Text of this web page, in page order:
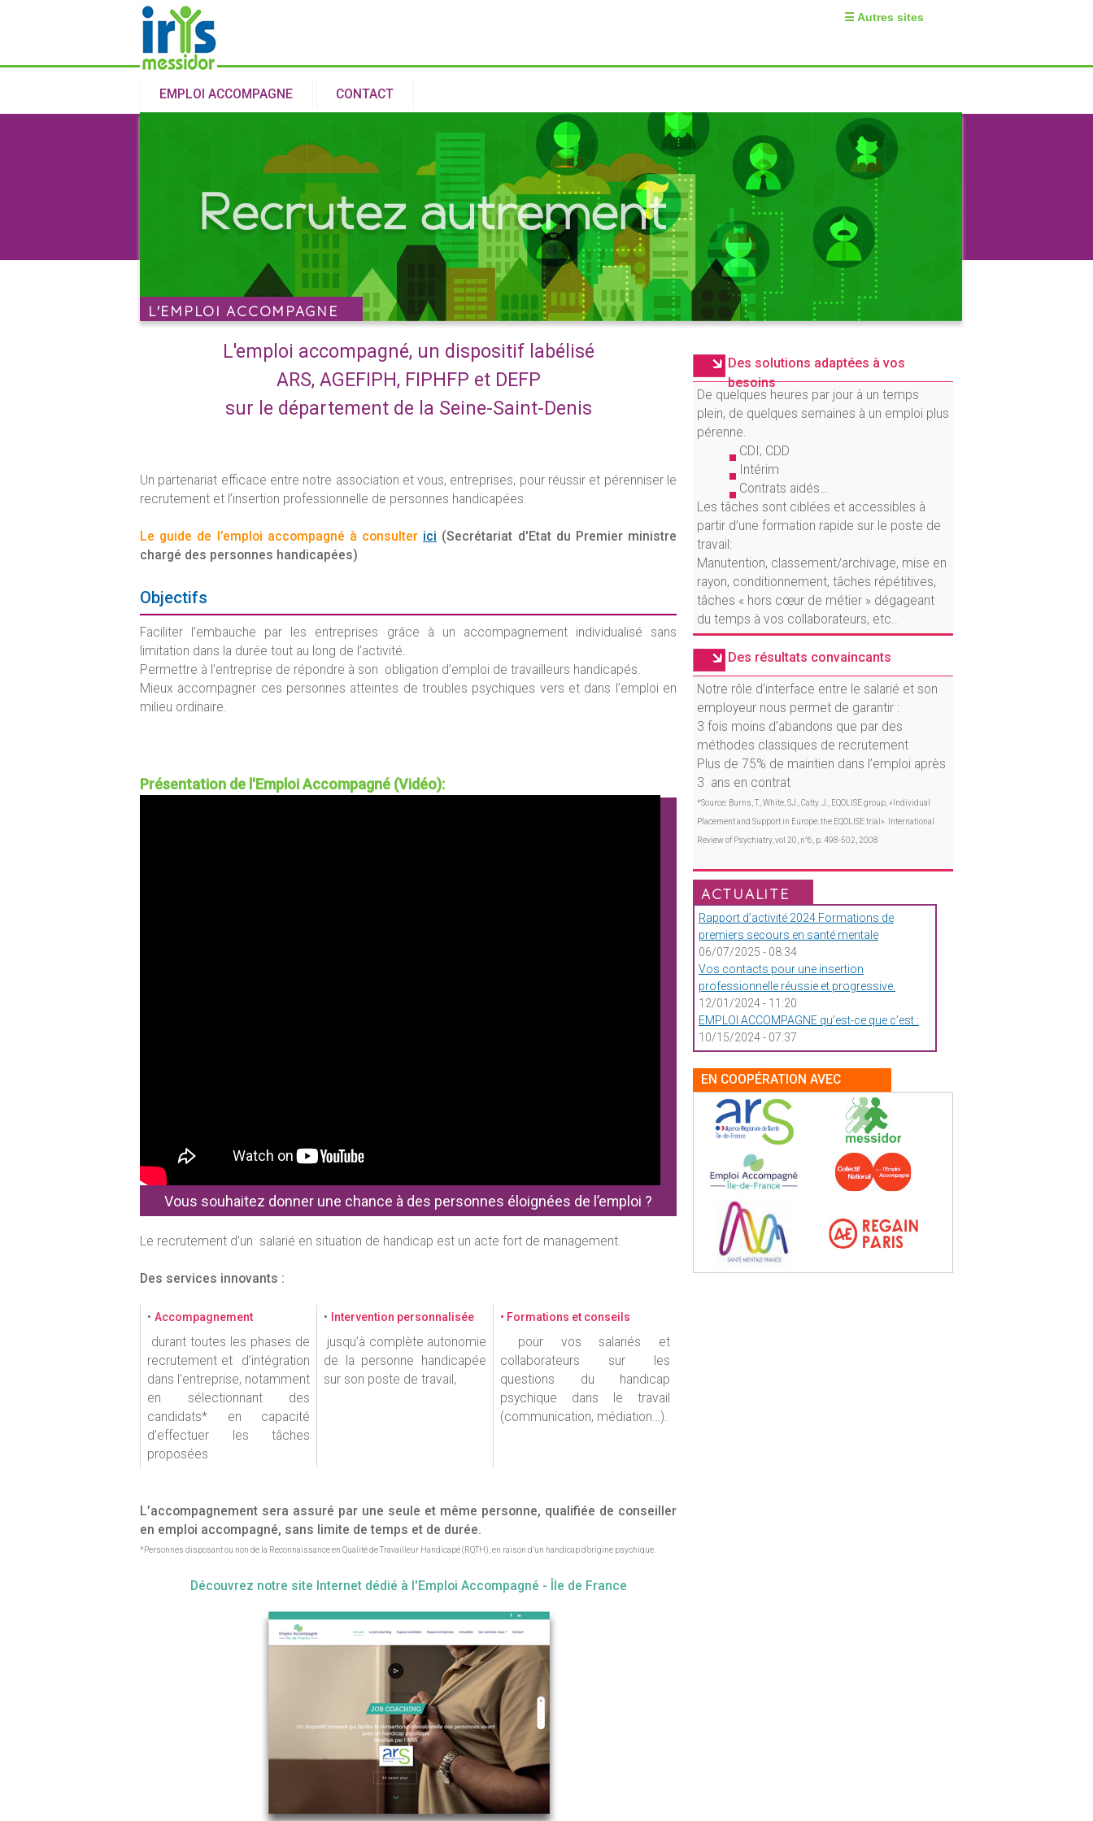
☰ Autres sites
EMPLOI ACCOMPAGNE CONTACT
L'EMPLOI ACCOMPAGNE
L'emploi accompagné, un dispositif labélisé
ARS, AGEFIPH, FIPHFP et DEFP
sur le département de la Seine-Saint-Denis
Un partenariat efficace entre notre association et vous, entreprises, pour réussir et pérenniser le
recrutement et l’insertion professionnelle de personnes handicapées.
Le guide de l’emploi accompagné à consulter ici (Secrétariat d'Etat du Premier ministre
chargé des personnes handicapées)
Objectifs
Faciliter l’embauche par les entreprises grâce à un accompagnement individualisé sans
limitation dans la durée tout au long de l’activité.
Permettre à l’entreprise de répondre à son obligation d’emploi de travailleurs handicapés.
Mieux accompagner ces personnes atteintes de troubles psychiques vers et dans l’emploi en
milieu ordinaire.
Présentation de l'Emploi Accompagné (Vidéo):
Vous souhaitez donner une chance à des personnes éloignées de l’emploi ?
Le recrutement d’un salarié en situation de handicap est un acte fort de management.
Des services innovants :
• Accompagnement • Intervention personnalisée • Formations et conseils
durant toutes les phases de
recrutement et d’intégration
dans l’entreprise, notamment
en sélectionnant des
candidats* en capacité
d’effectuer les tâches
proposées
jusqu’à complète autonomie
de la personne handicapée
sur son poste de travail,
pour vos salariés et
collaborateurs sur les
questions du handicap
psychique dans le travail
(communication, médiation…).
L’accompagnement sera assuré par une seule et même personne, qualifiée de conseiller
en emploi accompagné, sans limite de temps et de durée.
*Personnes disposant ou non de la Reconnaissance en Qualité de Travailleur Handicapé (RQTH), en raison d’un handicap d’origine psychique.
Découvrez notre site Internet dédié à l'Emploi Accompagné - Île de France
Des solutions adaptées à vos
besoins
De quelques heures par jour à un temps
plein, de quelques semaines à un emploi plus
pérenne.
CDI, CDD
Intérim
Contrats aidés…
Les tâches sont ciblées et accessibles à
partir d’une formation rapide sur le poste de
travail:
Manutention, classement/archivage, mise en
rayon, conditionnement, tâches répétitives,
tâches « hors cœur de métier » dégageant
du temps à vos collaborateurs, etc..
Des résultats convaincants
Notre rôle d’interface entre le salarié et son
employeur nous permet de garantir :
3 fois moins d’abandons que par des
méthodes classiques de recrutement
Plus de 75% de maintien dans l’emploi après
3 ans en contrat
*Source: Burns, T., White, SJ., Catty. J., EQOLISE group, «Individual
Placement and Support in Europe: the EQOLISE trial». International
Review of Psychiatry, vol 20, n°6, p. 498-502, 2008
ACTUALITE
Rapport d’activité 2024 Formations de
premiers secours en santé mentale
06/07/2025 - 08:34
Vos contacts pour une insertion
professionnelle réussie et progressive.
12/01/2024 - 11:20
EMPLOI ACCOMPAGNE qu’est-ce que c’est :
10/15/2024 - 07:37
EN COOPÉRATION AVEC